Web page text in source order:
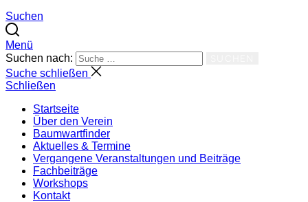
Suchen
Menü
Suchen nach:
Suche schließen
Schließen
Startseite
Über den Verein
Baumwartfinder
Aktuelles & Termine
Vergangene Veranstaltungen und Beiträge
Fachbeiträge
Workshops
Kontakt